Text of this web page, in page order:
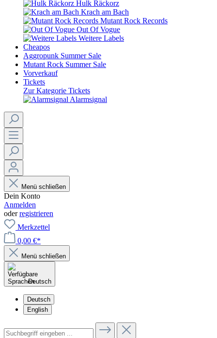
Hulk Räckorz
Krach am Bach
Mutant Rock Records
Out Of Vogue
Weitere Labels
Cheapos
Aggropunk Summer Sale
Mutant Rock Summer Sale
Vorverkauf
Tickets
Zur Kategorie Tickets
Alarmsignal
Menü schließen
Dein Konto
Anmelden
oderregistrieren
Merkzettel
0,00 €*
Menü schließen
Deutsch
Deutsch
English